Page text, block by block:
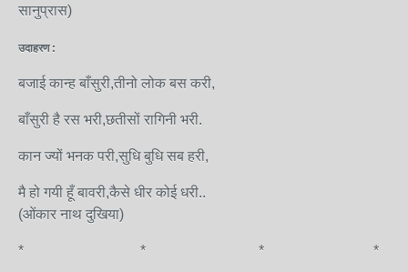
सानुप्रास)
उदाहरण :
बजाई कान्ह बाँसुरी,तीनो लोक बस करी,
बाँसुरी है रस भरी,छतीसों रागिनी भरी.
कान ज्यों भनक परी,सुधि बुधि सब हरी,
मै हो गयी हूँ बावरी,कैसे धीर कोई धरी..
(ओंकार नाथ दुखिया)
* * * *